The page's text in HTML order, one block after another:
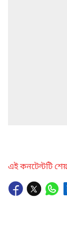
এই কনটেন্টটি